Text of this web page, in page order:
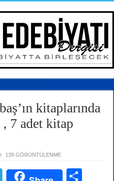
kitaplarında
7 adet kitap
139 GÖRÜNTÜLENME
Te